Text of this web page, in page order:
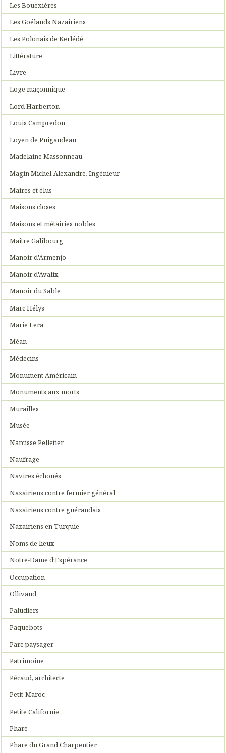
Les Bouexières
Les Goélands Nazairiens
Les Polonais de Kerlédé
Littérature
Livre
Loge maçonnique
Lord Harberton
Louis Campredon
Loyen de Puigaudeau
Madelaine Massonneau
Magin Michel-Alexandre, Ingénieur
Maires et élus
Maisons closes
Maisons et métairies nobles
Maître Galibourg
Manoir d'Armenjo
Manoir d'Avalix
Manoir du Sable
Marc Hélys
Marie Lera
Méan
Médecins
Monument Américain
Monuments aux morts
Murailles
Musée
Narcisse Pelletier
Naufrage
Navires échoués
Nazairiens contre fermier général
Nazairiens contre guérandais
Nazairiens en Turquie
Noms de lieux
Notre-Dame d’Espérance
Occupation
Ollivaud
Paludiers
Paquebots
Parc paysager
Patrimoine
Pécaud, architecte
Petit-Maroc
Petite Californie
Phare
Phare du Grand Charpentier